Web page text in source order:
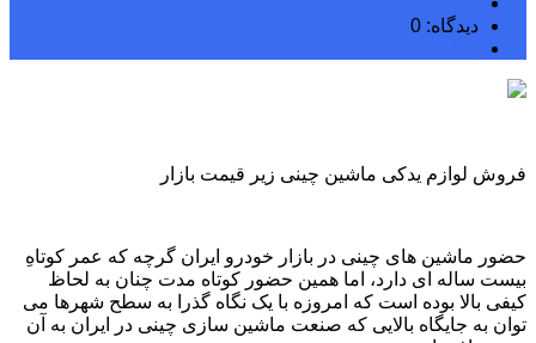
دیدگاه: 0
فروش لوازم یدکی ماشین چینی زیر قیمت بازار
حضور ماشین ‌های چینی در بازار خودرو ایران گرچه که عمر کوتاهِ
بیست‌ ساله ‌ای دارد، اما همین حضور کوتاه‌ مدت چنان به لحاظ
کیفی بالا بوده‌ است که امروزه با یک نگاه گذرا به سطح شهرها می
‌توان به جایگاه بالایی که صنعت ماشین ‌سازی چینی در ایران به آن